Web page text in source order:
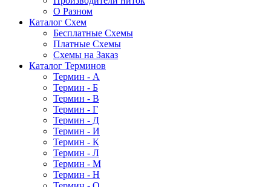
О Разном
Каталог Схем
Бесплатные Схемы
Платные Схемы
Схемы на Заказ
Каталог Терминов
Термин - А
Термин - Б
Термин - В
Термин - Г
Термин - Д
Термин - И
Термин - К
Термин - Л
Термин - М
Термин - Н